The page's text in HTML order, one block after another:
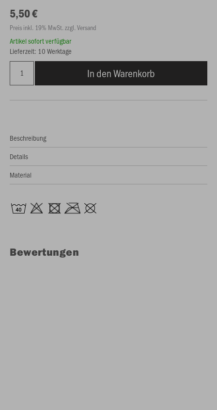
5,50 €
Preis inkl. 19% MwSt. zzgl. Versand
Artikel sofort verfügbar
Lieferzeit: 10 Werktage
In den Warenkorb
Beschreibung
Details
Material
Bewertungen